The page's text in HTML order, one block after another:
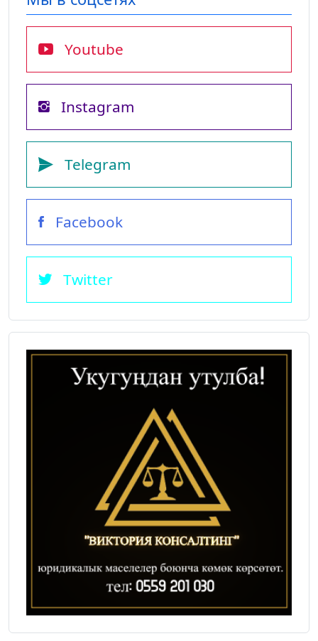
Youtube
Instagram
Telegram
Facebook
Twitter